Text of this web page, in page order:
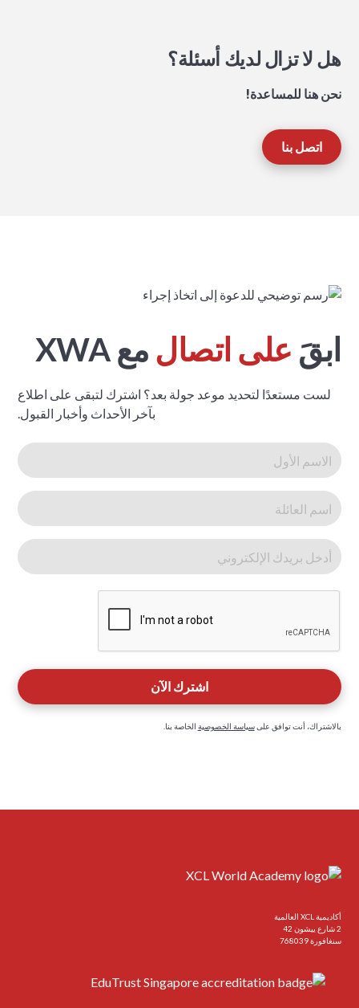
هل لا تزال لديك أسئلة؟
نحن هنا للمساعدة!
اتصل بنا
ابقَ على اتصال مع XWA
لست مستعدًا لتحديد موعد جولة بعد؟ اشترك لتبقى على اطلاع
بآخر الأحداث وأخبار القبول.
بالاشتراك، أنت توافق علىسياسة الخصوصية الخاصة بنا.
أكاديمية XCL العالمية
2 شارع ييشون 42
سنغافورة 768039